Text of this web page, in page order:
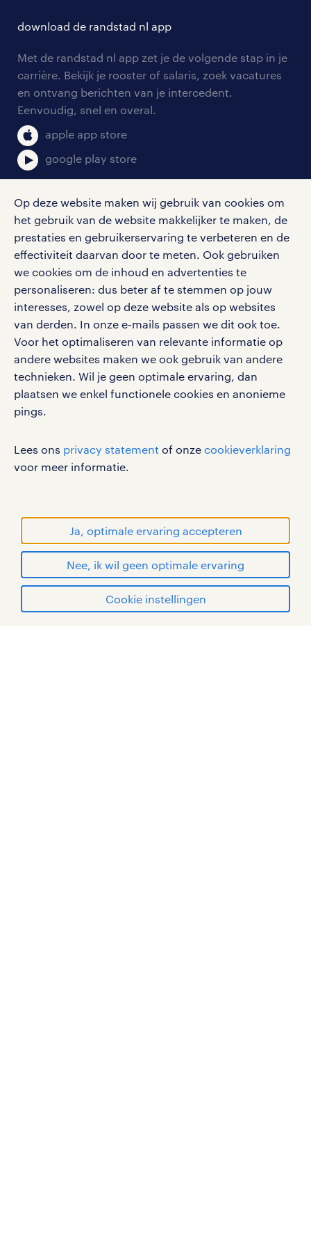
Op deze website maken wij gebruik van cookies om
het gebruik van de website makkelijker te maken, de
prestaties en gebruikerservaring te verbeteren en de
effectiviteit daarvan door te meten. Ook gebruiken
we cookies om de inhoud en advertenties te
personaliseren: dus beter af te stemmen op jouw
interesses, zowel op deze website als op websites
van derden. In onze e-mails passen we dit ook toe.
Voor het optimaliseren van relevante informatie op
andere websites maken we ook gebruik van andere
technieken. Wil je geen optimale ervaring, dan
plaatsen we enkel functionele cookies en anonieme
pings.
Lees ons privacy statement of onze cookieverklaring
voor meer informatie.
Ja, optimale ervaring accepteren
Nee, ik wil geen optimale ervaring
Cookie instellingen
tarieven
personeel gezocht
aanmelden nieuwsbrief
solliciteren
blogs en artikelen
salarischecker
bruto-netto calculator
onze vestigingen
pers
download de randstad nl app
Met de randstad nl app zet je de volgende stap in je
carrière. Bekijk je rooster of salaris, zoek vacatures
en ontvang berichten van je intercedent.
Eenvoudig, snel en overal.
apple app store
google play store
social media
Volg ons voor de leukste content omtrent
vacatures, solliciteren en inspiratie.
werken bij randstad
gebruikersvoorwaarden
privacystatement
cookies
handelsmerken van Randstad N.V.
© Randstad 2026